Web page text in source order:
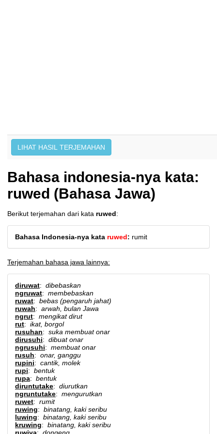
Bahasa indonesia-nya kata:
ruwed (Bahasa Jawa)
Berikut terjemahan dari kata ruwed:
Bahasa Indonesia-nya kata ruwed: rumit
Terjemahan bahasa jawa lainnya:
diruwat: dibebaskan
ngruwat: membebaskan
ruwat: bebas (pengaruh jahat)
ruwah: arwah, bulan Jawa
ngrut: mengikat dirut
rut: ikat, borgol
rusuhan: suka membuat onar
dirusuhi: dibuat onar
ngrusuhi: membuat onar
rusuh: onar, ganggu
rupini: cantik, molek
rupi: bentuk
rupa: bentuk
diruntutake: diurutkan
ngruntutake: mengurutkan
ruwet: rumit
ruwing: binatang, kaki seribu
luwing: binatang, kaki seribu
kruwing: binatang, kaki seribu